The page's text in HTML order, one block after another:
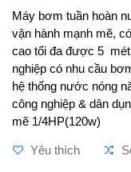
Máy bơm tuần hoàn
vận hành mạnh mẽ,
cao tối đa được 5
nghiệp có nhu cầu
hệ thống nước nóng
công nghiệp & dân
mẽ 1/4HP(120w)
Yêu thích